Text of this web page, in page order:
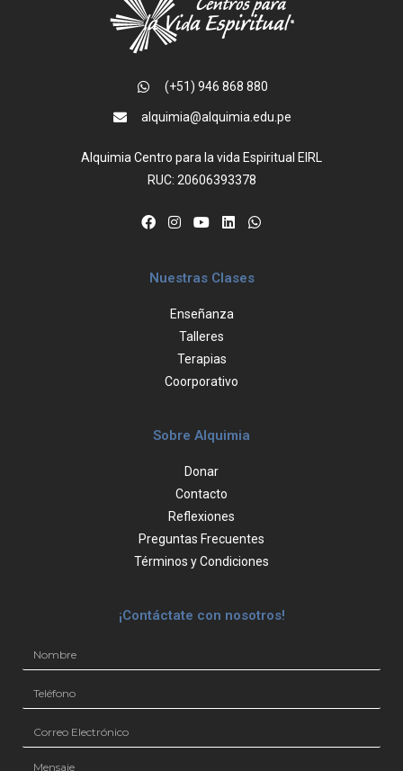
(+51) 946 868 880
alquimia@alquimia.edu.pe
Alquimia Centro para la vida Espiritual EIRL
RUC: 20606393378
Nuestras Clases
Enseñanza
Talleres
Terapias
Coorporativo
Sobre Alquimia
Donar
Contacto
Reflexiones
Preguntas Frecuentes
Términos y Condiciones
¡Contáctate con nosotros!